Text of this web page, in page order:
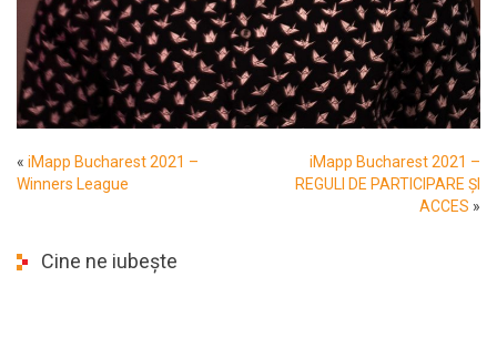
« iMapp Bucharest 2021 –
Winners League
iMapp Bucharest 2021 –
REGULI DE PARTICIPARE ȘI
ACCES »
Cine ne iubește